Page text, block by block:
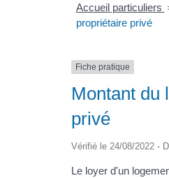
Accueil particuliers
propriétaire privé
Fiche pratique
Montant du
privé
Vérifié le 24/08/2022 -
Le loyer d'un